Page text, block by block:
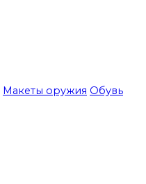
Макеты оружия Обувь